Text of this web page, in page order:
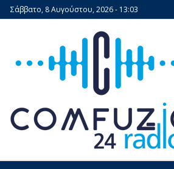
Σάββατο, 8 Αυγούστου, 2026 - 13:03